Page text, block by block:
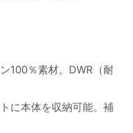
100％素材。DWR（耐
に本体を収納可能。補